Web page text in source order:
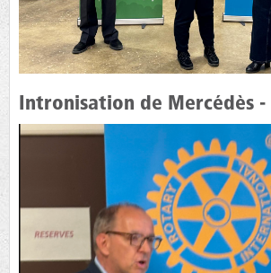
Intronisation de Mercédès -